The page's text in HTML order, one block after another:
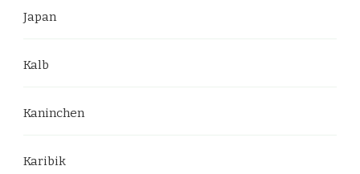
Japan
Kalb
Kaninchen
Karibik